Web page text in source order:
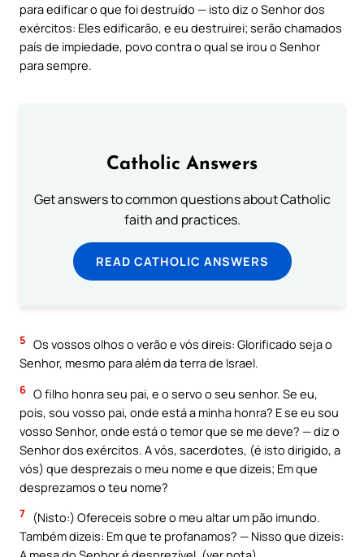
para edificar o que foi destruído — isto diz o Senhor dos
exércitos: Eles edificarão, e eu destruirei; serão chamados
país de impiedade, povo contra o qual se irou o Senhor
para sempre.
Catholic Answers
Get answers to common questions about Catholic
faith and practices.
READ CATHOLIC ANSWERS
5 Os vossos olhos o verão e vós direis: Glorificado seja o
Senhor, mesmo para além da terra de Israel.
6 O filho honra seu pai, e o servo o seu senhor. Se eu,
pois, sou vosso pai, onde está a minha honra? E se eu sou
vosso Senhor, onde está o temor que se me deve? — diz o
Senhor dos exércitos. A vós, sacerdotes, (é isto dirigido, a
vós) que desprezais o meu nome e que dizeis; Em que
desprezamos o teu nome?
7
(Nisto:) Ofereceis sobre o meu altar um pão imundo.
Também dizeis: Em que te profanamos? — Nisso que dizeis: